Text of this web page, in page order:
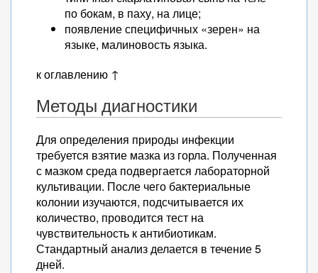
по бокам, в паху, на лице;
появление специфичных «зерен» на
языке, малиновость языка.
к оглавлению ↑
Методы диагностики
Для определения природы инфекции
требуется взятие мазка из горла. Полученная
с мазком среда подвергается лабораторной
культивации. После чего бактериальные
колонии изучаются, подсчитывается их
количество, проводится тест на
чувствительность к антибиотикам.
Стандартный анализ делается в течение 5
дней.